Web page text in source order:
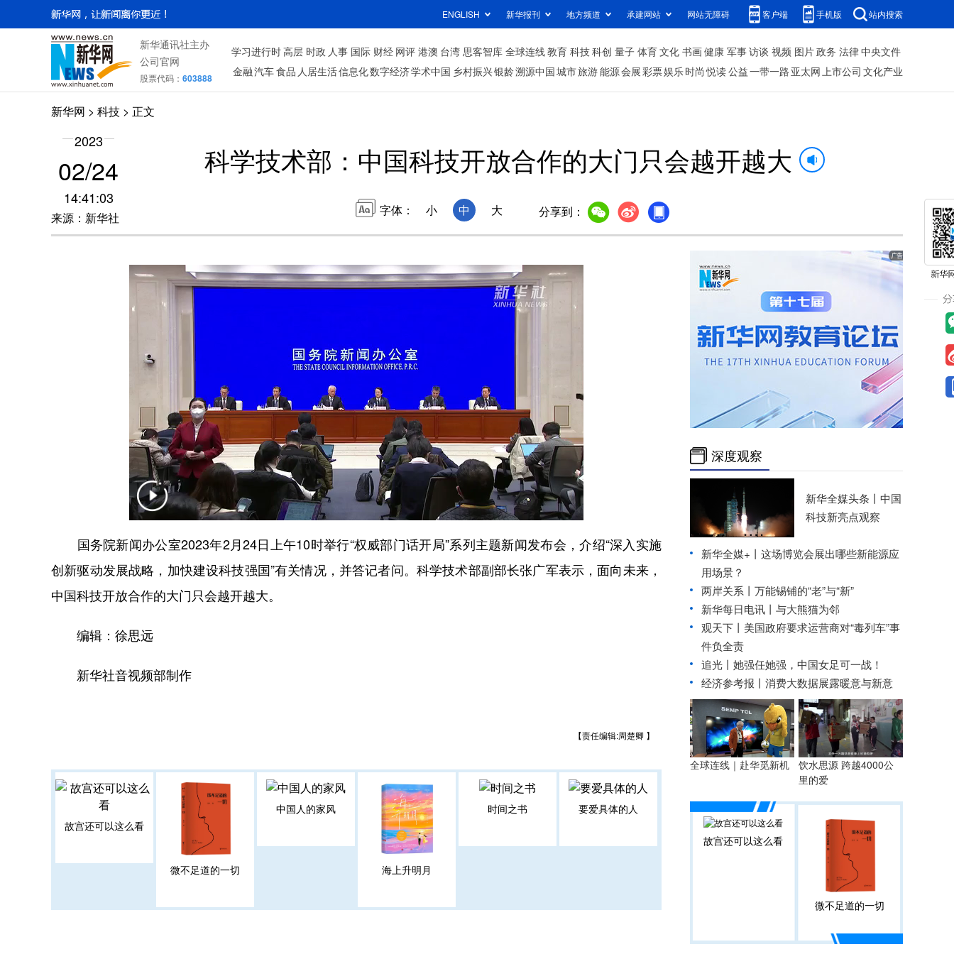
ENGLISH 新华报刊 地方频道 承建网站 网站无障碍 客户端 手机版 站内搜索
新华通讯社主办
公司官网
股票代码： 603888
学习进行时高层 时政 人事 国际 财经 网评 港澳 台湾 思客智库 全球连线教育 科技科创 量子 体育文化 书画健康 军事访谈 视频 图片政务 法律中央文件
金融汽车食品 人居生活信息化数字经济学术中国 乡村振兴银龄溯源中国城市旅游能源会展彩票娱乐时尚 悦读公益一带一路 亚太网上市公司 文化产业
新华网 > 科技 > 正文
2023
02/24
14:41:03
来源：新华社
科学技术部：中国科技开放合作的大门只会越开越大
字体： 小 中 大 分享到：
国务院新闻办公室2023年2月24日上午10时举行“权威部门话开局”系列主题新闻发布会，介绍“深入实施
创新驱动发展战略，加快建设科技强国”有关情况，并答记者问。科学技术部副部长张广军表示，面向未来，
中国科技开放合作的大门只会越开越大。
编辑：徐思远
新华社音视频部制作
【责任编辑:周楚卿 】
故宫还可以这么看
微不足道的一切
中国人的家风
海上升明月
时间之书 要爱具体的人
深度观察
新华全媒头条丨 中国
科技新亮点观察
新华全媒+丨 这场博览会展出哪些新能源应
用场景？
两岸关系丨 万能锡铺的“老”与“新”
新华每日电讯丨 与大熊猫为邻
观天下丨美国政府要求运营商对“毒列车”事
件负全责
追光丨 她强任她强，中国女足可一战！
经济参考报丨 消费大数据展露暖意与新意
全球连线｜赴华觅新机
饮水思源 跨越4000公
里的爱
故宫还可以这么看
微不足道的一切